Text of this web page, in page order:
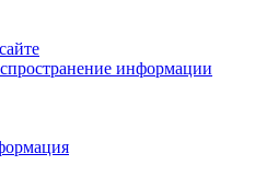
информации